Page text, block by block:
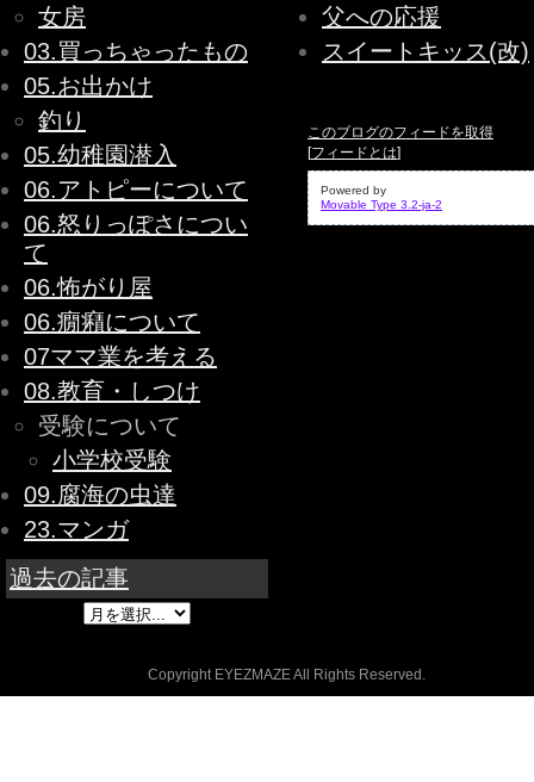
女房
03.買っちゃったもの
05.お出かけ
釣り
05.幼稚園潜入
06.アトピーについて
06.怒りっぽさについ
て
06.怖がり屋
06.癇癪について
07ママ業を考える
08.教育・しつけ
受験について
小学校受験
09.腐海の虫達
23.マンガ
過去の記事
父への応援
スイートキッス(改)
このブログのフィードを取得
[フィードとは]
Powered by
Movable Type 3.2-ja-2
Copyright EYEZMAZE All Rights Reserved.